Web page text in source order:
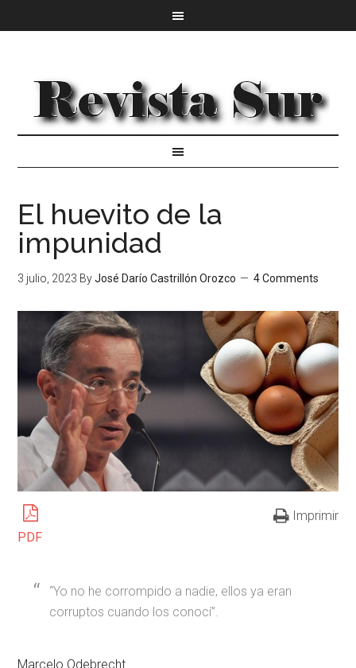
El huevito de la
impunidad
3 julio, 2023 ByJosé Darío Castrillón Orozco 4 Comments
PDF
Imprimir
“Yo no he corrompido a nadie, ellos ya eran
corruptos cuando los conocí”.
Marcelo Odebrecht